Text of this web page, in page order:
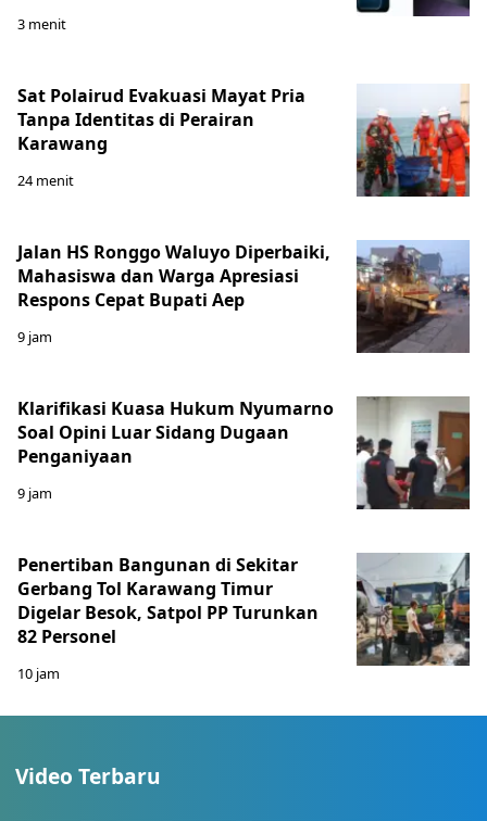
3 menit
Sat Polairud Evakuasi Mayat Pria
Tanpa Identitas di Perairan
Karawang
24 menit
Jalan HS Ronggo Waluyo Diperbaiki,
Mahasiswa dan Warga Apresiasi
Respons Cepat Bupati Aep
9 jam
Klarifikasi Kuasa Hukum Nyumarno
Soal Opini Luar Sidang Dugaan
Penganiyaan
9 jam
Penertiban Bangunan di Sekitar
Gerbang Tol Karawang Timur
Digelar Besok, Satpol PP Turunkan
82 Personel
10 jam
Video Terbaru